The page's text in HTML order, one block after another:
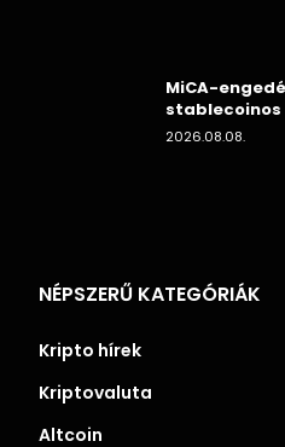
MiCA-
2026.08.08.
NÉPSZERŰ KATEGÓRIÁK
Kripto hírek
Kriptovaluta
Altcoin